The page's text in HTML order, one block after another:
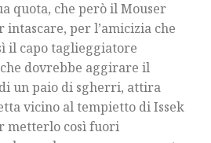
quota, che però il Mouser
intascare, per l’amicizia che
il capo taglieggiatore
dovrebbe aggirare il
un paio di sgherri, attira
vicino al tempietto di Issek
metterlo così fuori